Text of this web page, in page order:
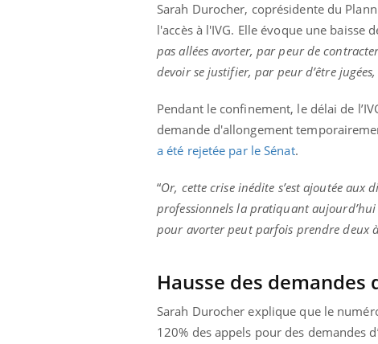
Sarah Durocher, coprésidente du
l'accès à l'IVG. Elle évoque une baisse
pas allées avorter, par peur de
devoir se justifier, par peur d’être
Pendant le confinement, le délai de
demande d'allongement
a été rejetée par le Sénat.
“Or, cette crise inédite s’est ajoutée aux
professionnels la pratiquant
pour avorter peut parfois prendre deux
Hausse des demandes
Sarah Durocher explique que le
120% des appels pour des demandes